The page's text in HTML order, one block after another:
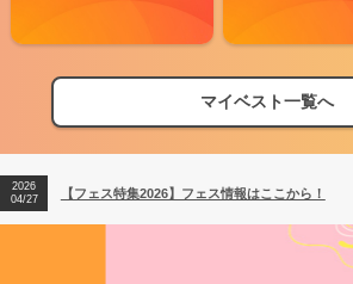
マイベスト一覧へ
【フェス特集2026】フェス情報はここから！
【ライブ動員ランキング】2026年上半期編発表！
2026
04/27
【フェス特集2026】フェス情報はここから！
2026
【ライブ動員ランキング】2026年上半期編発表！